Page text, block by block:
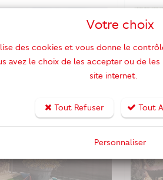
Votre choix
des cookies et vous donne le
avez le choix de les accepter ou de
site internet.
Tout Refuser Tout
Personnaliser